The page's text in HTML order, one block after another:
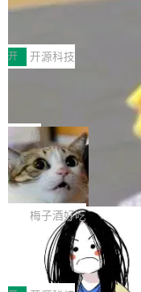
传输性能最高提升5倍。
于自研UCL-Engine通信
持续开源更多基于UCL-
件。 腾讯网平团队在
个独立于业务线程的全
创新与落地成效成功入选
助力企业AI研发安全落
经开始引入 AI Coding
型或企业内部部署模型
Coding 从个人辅助工具
级应用，企业在规模化
可控性和代码质量提出
安全与合规要求。对于
有云模型能够满足快速试
但对于金融、能源、医
深信服AI算力网关入选
前不久，工业和信息化
智能应用典型案例名单
各领域的应用成果，覆
产品应用、支撑保障、专
AI算力网关（AI创新平
各业的Agent走向规模化
渐丰富，用户关注的重
让AI用起来，还要进一步
Token花在哪里、算力是
续增长的AI成本该如何
正是围绕这些实际问题
理两个方面，让用户的
得住、用得稳、省得下
始，Token使用一目...
开 开源科技
Jeff Dean 离开
束，一个实验室的开始
Google 员工编号 20。
Bigtable 作者之一。
Gemini 的架构师。
ean 在 Google 工作了
不是一个人走。一同离
wat（Google 员工编号
年的编程搭档，
作者）、Quoc Le（
q2Seq 和 DocAI 的共同
yals（Gemini 联合负责
局
🔥 SolonCode
字体可调、22 种语言
打开终端就能上岗的全
把「看得清、用母语、
齐。 SolonCode 是什
耳科技研发的企业级终
中文驱动的数字员工，
梅子酒好吃
让“代码语义理解”深
价值潜能：华为云码
代码仓技术解析
一、代码仓深度理解技